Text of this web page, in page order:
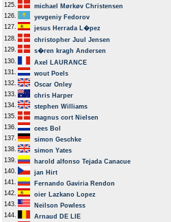
125.
michael Mørkøv Christensen
126.
yevgeniy Fedorov
127.
jesus Herrada L�pez
128.
christopher Juul Jensen
129.
s�ren kragh Andersen
130.
Axel LAURANCE
131.
wout Poels
132.
Oscar Onley
133.
chris Harper
134.
stephen Williams
135.
magnus cort Nielsen
136.
cees Bol
137.
simon Geschke
138.
simon Yates
139.
harold alfonso Tejada Canacue
140.
jan Hirt
141.
Fernando Gaviria Rendon
142.
oier Lazkano Lopez
143.
Neilson Powless
144.
Arnaud DE LIE